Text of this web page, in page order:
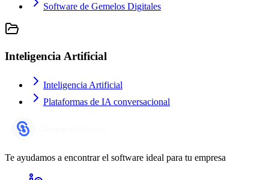
Software de Gemelos Digitales
Inteligencia Artificial
Inteligencia Artificial
Plataformas de IA conversacional
Te ayudamos a encontrar el software ideal para tu empresa